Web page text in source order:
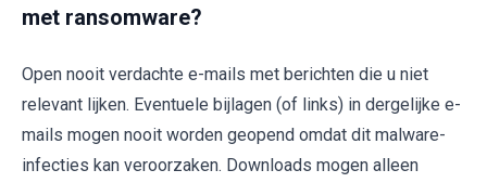
met ransomware?
Open nooit verdachte e-mails met berichten die u niet
relevant lijken. Eventuele bijlagen (of links) in dergelijke e-
mails mogen nooit worden geopend omdat dit malware-
infecties kan veroorzaken. Downloads mogen alleen